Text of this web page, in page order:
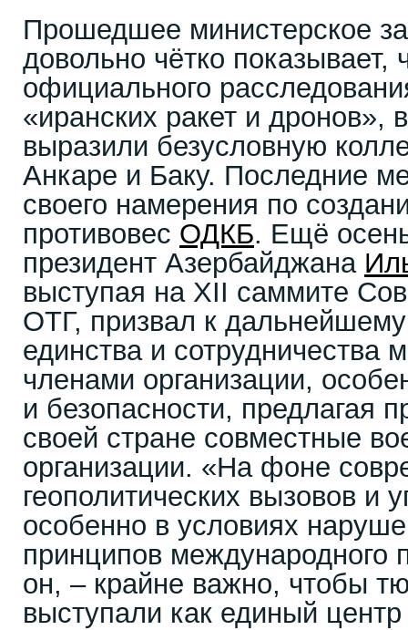
Прошедшее министерское
довольно чётко
официального
«иранских ракет и дронов»,
выразили безусловную
Анкаре и Баку. Последние
своего намерения по
противовес ОДКБ. Ещё
президент Азербайджана
выступая на ХII саммите
ОТГ, призвал к
единства и сотрудничества
членами организации,
и безопасности, предлагая
своей стране совместные
организации. «На фоне
геополитических вызовов и
особенно в условиях
принципов международного
он, – крайне важно, чтобы
выступали как единый